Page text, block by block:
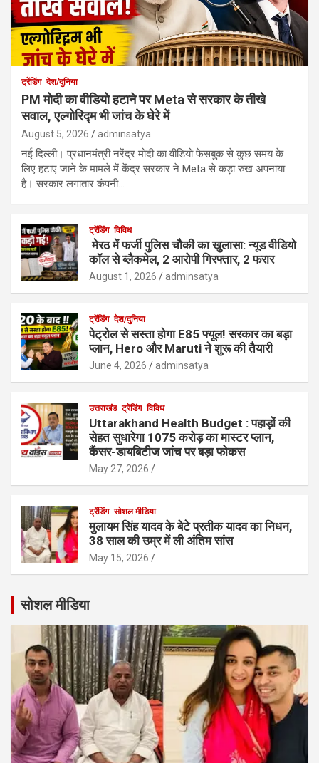
ट्रेंडिंग देश/दुनिया
PM मोदी का वीडियो हटाने पर Meta से सरकार के तीखे
सवाल, एल्गोरिद्म भी जांच के घेरे में
August 5, 2026 adminsatya
नई दिल्ली। प्रधानमंत्री नरेंद्र मोदी का वीडियो फेसबुक से कुछ समय के
लिए हटाए जाने के मामले में केंद्र सरकार ने Meta से कड़ा रुख अपनाया
है। सरकार लगातार कंपनी…
ट्रेंडिंग विविध
मेरठ में फर्जी पुलिस चौकी का खुलासा: न्यूड वीडियो
कॉल से ब्लैकमेल, 2 आरोपी गिरफ्तार, 2 फरार
August 1, 2026 adminsatya
ट्रेंडिंग देश/दुनिया
पेट्रोल से सस्ता होगा E85 फ्यूल! सरकार का बड़ा
प्लान, Hero और Maruti ने शुरू की तैयारी
June 4, 2026 adminsatya
उत्तराखंड ट्रेंडिंग विविध
Uttarakhand Health Budget : पहाड़ों की
सेहत सुधारेगा 1075 करोड़ का मास्टर प्लान,
कैंसर-डायबिटीज जांच पर बड़ा फोकस
May 27, 2026
ट्रेंडिंग सोशल मीडिया
मुलायम सिंह यादव के बेटे प्रतीक यादव का निधन,
38 साल की उम्र में ली अंतिम सांस
May 15, 2026
सोशल मीडिया